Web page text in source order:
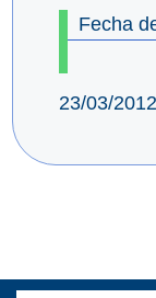
Fecha
23/03/2012